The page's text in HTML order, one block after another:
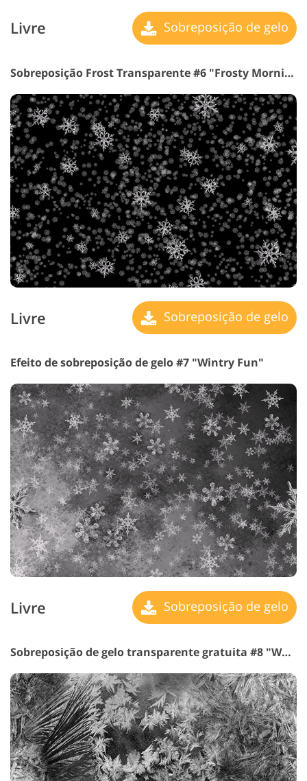
Livre Sobreposição de gelo
Sobreposição Frost Transparente #6 "Frosty Morning"
Livre Sobreposição de gelo
Efeito de sobreposição de gelo #7 "Wintry Fun"
Livre Sobreposição de gelo
Sobreposição de gelo transparente gratuita #8 "White Kingdom"